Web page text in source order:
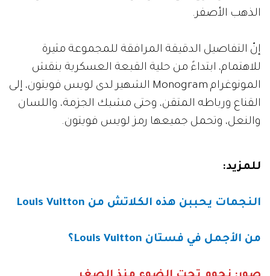
الذهب الأصفر.
إنّ التفاصيل الدقيقة المرافقة للمجموعة مثيرة
للاهتمام، ابتداءً من حلية القبعة العسكرية بنقش
المونوغرام Monogram الشهير لدى لويس فويتون، إلى
القناع ورباطه المتقن، وحتى مشبك الجزمة، واللسان
والنعل، وتحمل جميعها رمز لويس فويتون.
للمزيد:
النجمات يحببن هذه الكلاتش من Louis Vuitton
من الأجمل في فستان Louis Vuitton؟